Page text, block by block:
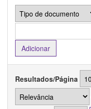
Resultados/Página